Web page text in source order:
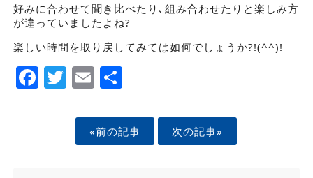
好みに合わせて聞き比べたり､組み合わせたりと楽しみ方
が違っていましたよね?
楽しい時間を取り戻してみては如何でしょうか?!(^^)!
Facebook
Twitter
EmailShare
«前の記事 次の記事»